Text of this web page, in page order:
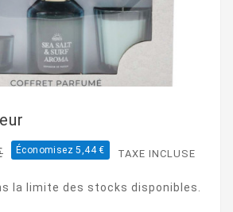
Économisez 5,44 € TAXE INCLUSE
la limite des stocks disponibles.